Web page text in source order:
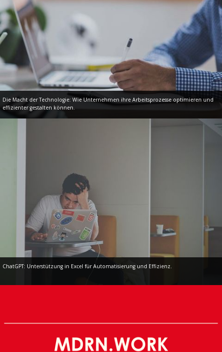
Die Macht der Technologie: Wie Unternehmen ihre Arbeitsprozesse optimieren und
effizienter gestalten können.
ChatGPT: Unterstützung in Excel für Automatisierung und Effizienz.